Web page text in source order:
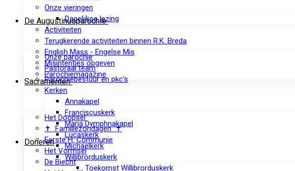
Onze vieringen
Dagelijkse lezing
Activiteiten
Terugkerende activiteiten binnen R.K. Breda
English Mass - Engelse Mis
Misintenties opgeven
Parochiemagazine
De Augustinusparochie
Onze parochie
Pastoraal team
Parochiebestuur en pkc's
Kerken
Annakapel
Franciscuskerk
Maria Dymphnakapel
Lucaskerk
Michaelkerk
Willibrorduskerk
Toekomst Willibrorduskerk
Sacramenten
Het Doopsel
✝ Familiezondagen ✝
Eerste H. Communie
Het Vormsel
De Biecht
Doneren